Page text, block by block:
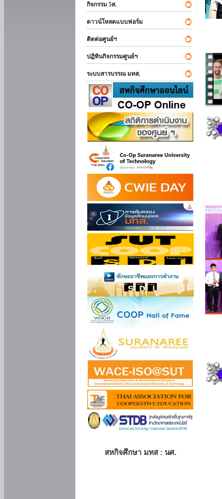
กิจกรรม 5ส.
ดาวน์โหลดแบบฟอร์ม
ติดต่อศูนย์ฯ
ปฏิทินกิจกรรมศูนย์ฯ
ระบบสารบรรณ มทส.
สหกิจศึกษา มทส : นศ.